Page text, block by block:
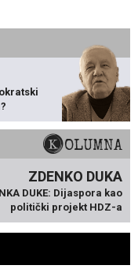
KOLUMNA
ZDENKO DUKA
DUKE: Dijaspora kao
politički projekt HDZ-a